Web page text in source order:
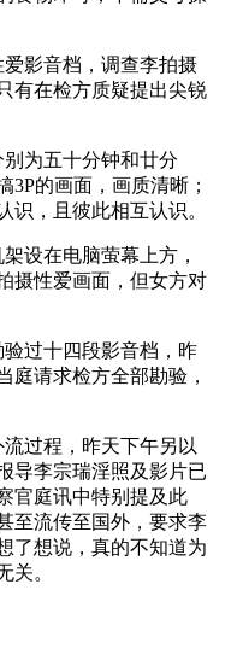
影音档，调查李拍摄
有在检方质疑提出尖锐
为五十分钟和廿分
的画面，画质清晰；
识，且彼此相互认识。
设在电脑萤幕上方，
摄性爱画面，但女方对
过十四段影音档，昨
庭请求检方全部勘验，
过程，昨天下午另以
导李宗瑞淫照及影片已
官庭讯中特别提及此
至流传至国外，要求李
了想说，真的不知道为
关。